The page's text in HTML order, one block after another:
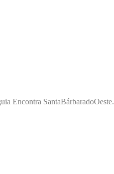
Encontra SantaBárbaradoOeste.